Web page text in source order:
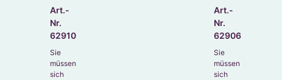
Art.-
Nr.
62910
Sie
müssen
sich
Art.-
Nr.
62906
Sie
müssen
sich